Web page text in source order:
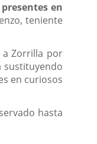
en
teniente
Zorrilla por
sustituyendo
en curiosos
hasta